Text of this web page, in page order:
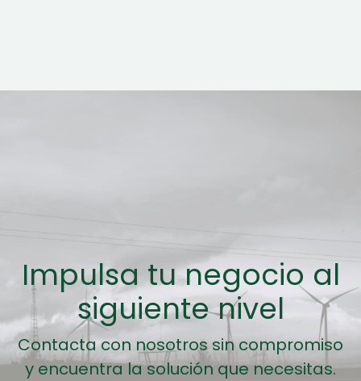
Impulsa tu negocio al
siguiente nivel
Contacta con nosotros sin compromiso
y encuentra la solución que necesitas.